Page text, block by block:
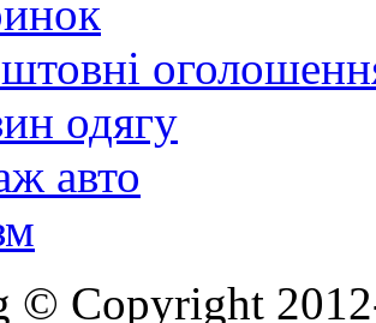
одягу
авто
© Copyright